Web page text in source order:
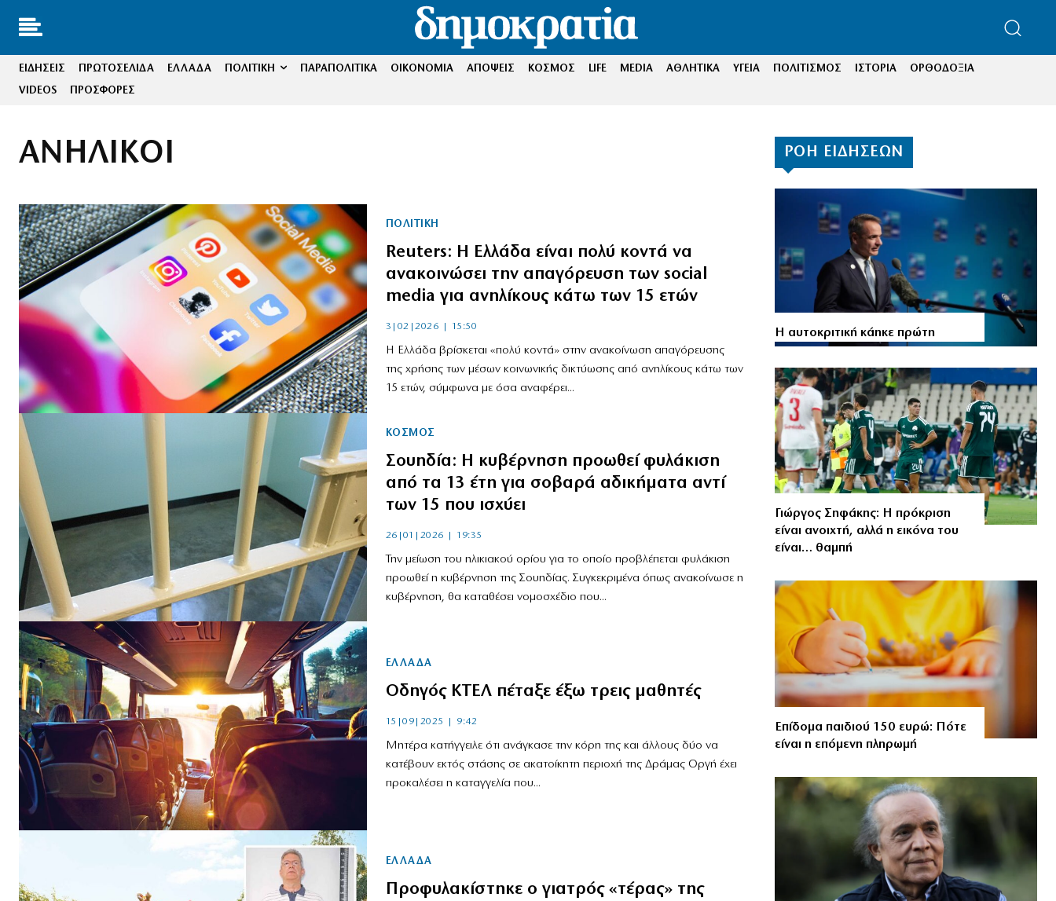
ΕΙΔΗΣΕΙΣ ΠΡΩΤΟΣΕΛΙΔΑ ΕΛΛΑΔΑ ΠΟΛΙΤΙΚΗ ΠΑΡΑΠΟΛΙΤΙΚΑ ΟΙΚΟΝΟΜΙΑ ΑΠΟΨΕΙΣ ΚΟΣΜΟΣ LIFE MEDIA ΑΘΛΗΤΙΚΑ ΥΓΕΙΑ ΠΟΛΙΤΙΣΜΟΣ ΙΣΤΟΡΙΑ
ΟΡΘΟΔΟΞΙΑ
VIDEOS
ΠΡΟΣΦΟΡΕΣ
ΑΝΗΛΙΚΟΙ
ΠΟΛΙΤΙΚΗ
Reuters: Η Ελλάδα είναι πολύ κοντά να
ανακοινώσει την απαγόρευση των social
media για ανηλίκους κάτω των 15 ετών
3|02|2026 | 15:50
Η Ελλάδα βρίσκεται «πολύ κοντά» στην ανακοίνωση απαγόρευσης
της χρήσης των μέσων κοινωνικής δικτύωσης από ανηλίκους κάτω των
15 ετών, σύμφωνα με όσα αναφέρει...
ΚΟΣΜΟΣ
Σουηδία: Η κυβέρνηση προωθεί φυλάκιση
από τα 13 έτη για σοβαρά αδικήματα αντί
των 15 που ισχύει
26|01|2026 | 19:35
Την μείωση του ηλικιακού ορίου για το οποίο προβλέπεται φυλάκιση
προωθεί η κυβέρνηση της Σουηδίας. Συγκεκριμένα όπως ανακοίνωσε η
κυβέρνηση, θα καταθέσει νομοσχέδιο που...
ΕΛΛΑΔΑ
Οδηγός ΚΤΕΛ πέταξε έξω τρεις μαθητές
15|09|2025 | 9:42
Μητέρα κατήγγειλε ότι ανάγκασε την κόρη της και άλλους δύο να
κατέβουν εκτός στάσης σε ακατοίκητη περιοχή της Δράμας Οργή έχει
προκαλέσει η καταγγελία που...
ΕΛΛΑΔΑ
Προφυλακίστηκε ο γιατρός «τέρας» της
ΡΟΗ ΕΙΔΗΣΕΩΝ
Η αυτοκριτική κάηκε πρώτη
Γιώργος Σηφάκης: Η πρόκριση
είναι ανοιχτή, αλλά η εικόνα του
είναι… θαμπή
Επίδομα παιδιού 150 ευρώ: Πότε
είναι η επόμενη πληρωμή